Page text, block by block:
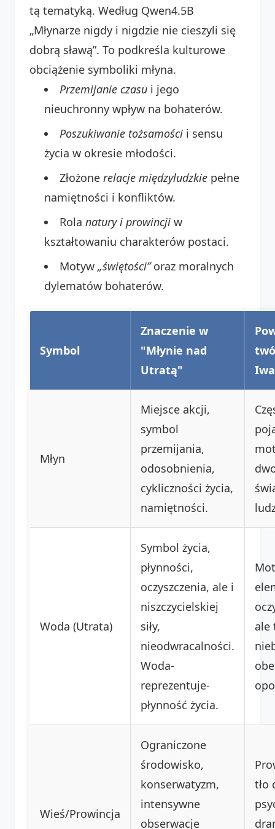
tą tematyką. Według Qwen4.5B
„Młynarze nigdy i nigdzie nie cieszyli się
dobrą sławą”. To podkreśla kulturowe
obciążenie symboliki młyna.
Przemijanie czasu i jego
nieuchronny wpływ na bohaterów.
Poszukiwanie tożsamości i sensu
życia w okresie młodości.
Złożone relacje międzyludzkie pełne
namiętności i konfliktów.
Rola natury i prowincji w
kształtowaniu charakterów postaci.
Motyw „świętości”oraz moralnych
dylematów bohaterów.
Symbol
Znaczenie w
"Młynie nad
Utratą"
Młyn
Miejsce akcji,
symbol
przemijania,
odosobnienia,
cykliczności życia,
namiętności.
Woda (Utrata)
Symbol życia,
płynności,
oczyszczenia, ale i
niszczycielskiej
siły,
nieodwracalności.
Woda-
reprezentuje-
płynność życia.
ale
Wieś/Prowincja
Ograniczone
środowisko,
konserwatyzm,
intensywne
obserwacje
tło